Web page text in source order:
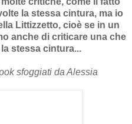
la stessa cintura, ma io
Littizzetto, cioè se in un
anche di criticare una che
stessa cintura...
sfoggiati da Alessia